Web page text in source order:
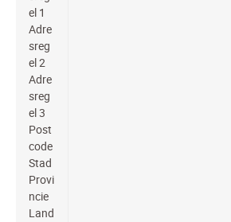
el 1
Adre
sreg
el 2
Adre
sreg
el 3
Post
code
Stad
Provi
ncie
Land